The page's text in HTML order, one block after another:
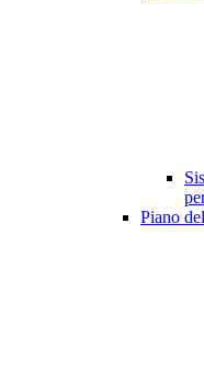
Piano